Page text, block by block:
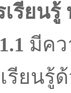
รียน
1.1 มีคว
รียนรู้